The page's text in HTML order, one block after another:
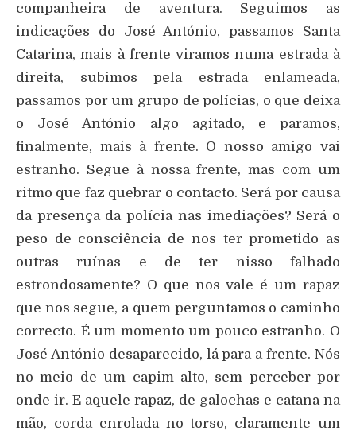
companheira de aventura. Seguimos as
indicações do José António, passamos Santa
Catarina, mais à frente viramos numa estrada à
direita, subimos pela estrada enlameada,
passamos por um grupo de polícias, o que deixa
o José António algo agitado, e paramos,
finalmente, mais à frente. O nosso amigo vai
estranho. Segue à nossa frente, mas com um
ritmo que faz quebrar o contacto. Será por causa
da presença da polícia nas imediações? Será o
peso de consciência de nos ter prometido as
outras ruínas e de ter nisso falhado
estrondosamente? O que nos vale é um rapaz
que nos segue, a quem perguntamos o caminho
correcto. É um momento um pouco estranho. O
José António desaparecido, lá para a frente. Nós
no meio de um capim alto, sem perceber por
onde ir. E aquele rapaz, de galochas e catana na
mão, corda enrolada no torso, claramente um